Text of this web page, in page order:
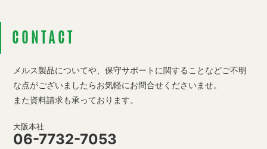
CONTACT
メルス製品についてや、保守サポートに関することなどご不明
な点がございましたらお気軽にお問合せくださいませ。
また資料請求も承っております。
大阪本社
06-7732-7053